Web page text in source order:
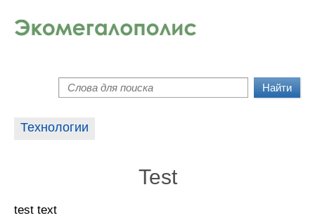
Форма поиска
Поиск
Технологии
Test
test text